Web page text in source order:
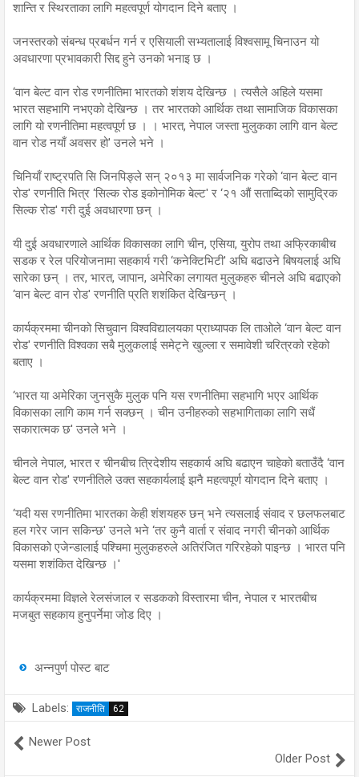
शान्ति र स्थिरताका लागि महत्वपूर्ण योगदान दिने बताए ।
जनस्तरको संबन्ध प्रबर्धन गर्न र एसियाली सभ्यतालाई विश्वसामू चिनाउन यो
अवधारणा प्रभावकारी सिद्द हुने उनको भनाइ छ ।
‘वान बेल्ट वान रोड रणनीतिमा भारतको शंशय देखिन्छ । त्यसैले अहिले यसमा
भारत सहभागि नभएको देखिन्छ । तर भारतको आर्थिक तथा सामाजिक विकासका
लागि यो रणनीतिमा महत्वपूर्ण छ । । भारत, नेपाल जस्ता मुलुकका लागि वान बेल्ट
वान रोड नयाँ अवसर हो' उनले भने ।
चिनियाँ राष्ट्रपति सि जिनपिङ्ले सन् २०१३ मा सार्वजनिक गरेको ‘वान बेल्ट वान
रोड' रणनीति भित्र ‘सिल्क रोड इकोनोमिक बेल्ट' र ‘२१ औं सताब्दिको सामुद्रिक
सिल्क रोड' गरी दुई अवधारणा छन् ।
यी दुई अवधारणाले आर्थिक विकासका लागि चीन, एसिया, युरोप तथा अफ्रिकाबीच
सडक र रेल परियोजनामा सहकार्य गरी ‘कनेक्टिभिटी' अघि बढाउने बिषयलाई अघि
सारेका छन् । तर, भारत, जापान, अमेरिका लगायत मुलुकहरु चीनले अघि बढाएको
‘वान बेल्ट वान रोड' रणनीति प्रति शशंकित देखिन्छन् ।
कार्यक्रममा चीनको सिचुवान विश्वविद्यालयका प्राध्यापक लि ताओले ‘वान बेल्ट वान
रोड' रणनीति विश्वका सबै मुलुकलाई समेट्ने खुल्ला र समावेशी चरित्रको रहेको
बताए ।
‘भारत या अमेरिका जुनसुकै मुलुक पनि यस रणनीतिमा सहभागि भएर आर्थिक
विकासका लागि काम गर्न सक्छन् । चीन उनीहरुको सहभागिताका लागि सधैं
सकारात्मक छ' उनले भने ।
चीनले नेपाल, भारत र चीनबीच त्रिदेशीय सहकार्य अघि बढाएन चाहेको बताउँदै ‘वान
बेल्ट वान रोड' रणनीतिले उक्त सहकार्यलाई झनै महत्वपूर्ण योगदान दिने बताए ।
‘यदी यस रणनीतिमा भारतका केही शंशयहरु छन् भने त्यसलाई संवाद र छलफलबाट
हल गरेर जान सकिन्छ' उनले भने ‘तर कुनै वार्ता र संवाद नगरी चीनको आर्थिक
विकासको एजेन्डालाई पश्चिमा मुलुकहरुले अतिरंजित गरिरहेको पाइन्छ । भारत पनि
यसमा शशंकित देखिन्छ ।'
कार्यक्रममा विज्ञले रेलसंजाल र सडकको विस्तारमा चीन, नेपाल र भारतबीच
मजबुत सहकाय हुनुपर्नेमा जोड दिए ।
अन्नपुर्ण पोस्ट बाट
Labels: राजनीति 62
Newer Post
Older Post